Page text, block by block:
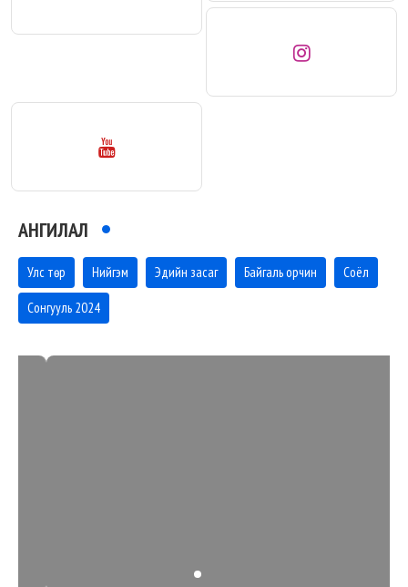
АНГИЛАЛ
Улс төр Нийгэм Эдийн засаг Байгаль орчин Соёл
Сонгууль 2024